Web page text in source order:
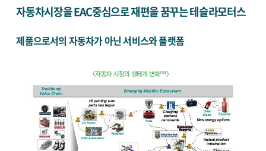
자동차시장을 EAC중심으로 재편을 꿈꾸는 테슬라모터스
제품으로서의 자동차가 아닌 서비스와 플랫폼